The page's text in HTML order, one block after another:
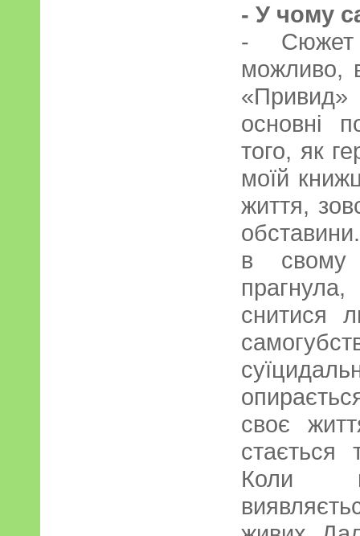
- У чому
-
можливо,
основні
того, як
моїй
життя,
в свому
снитися
своє
Коли